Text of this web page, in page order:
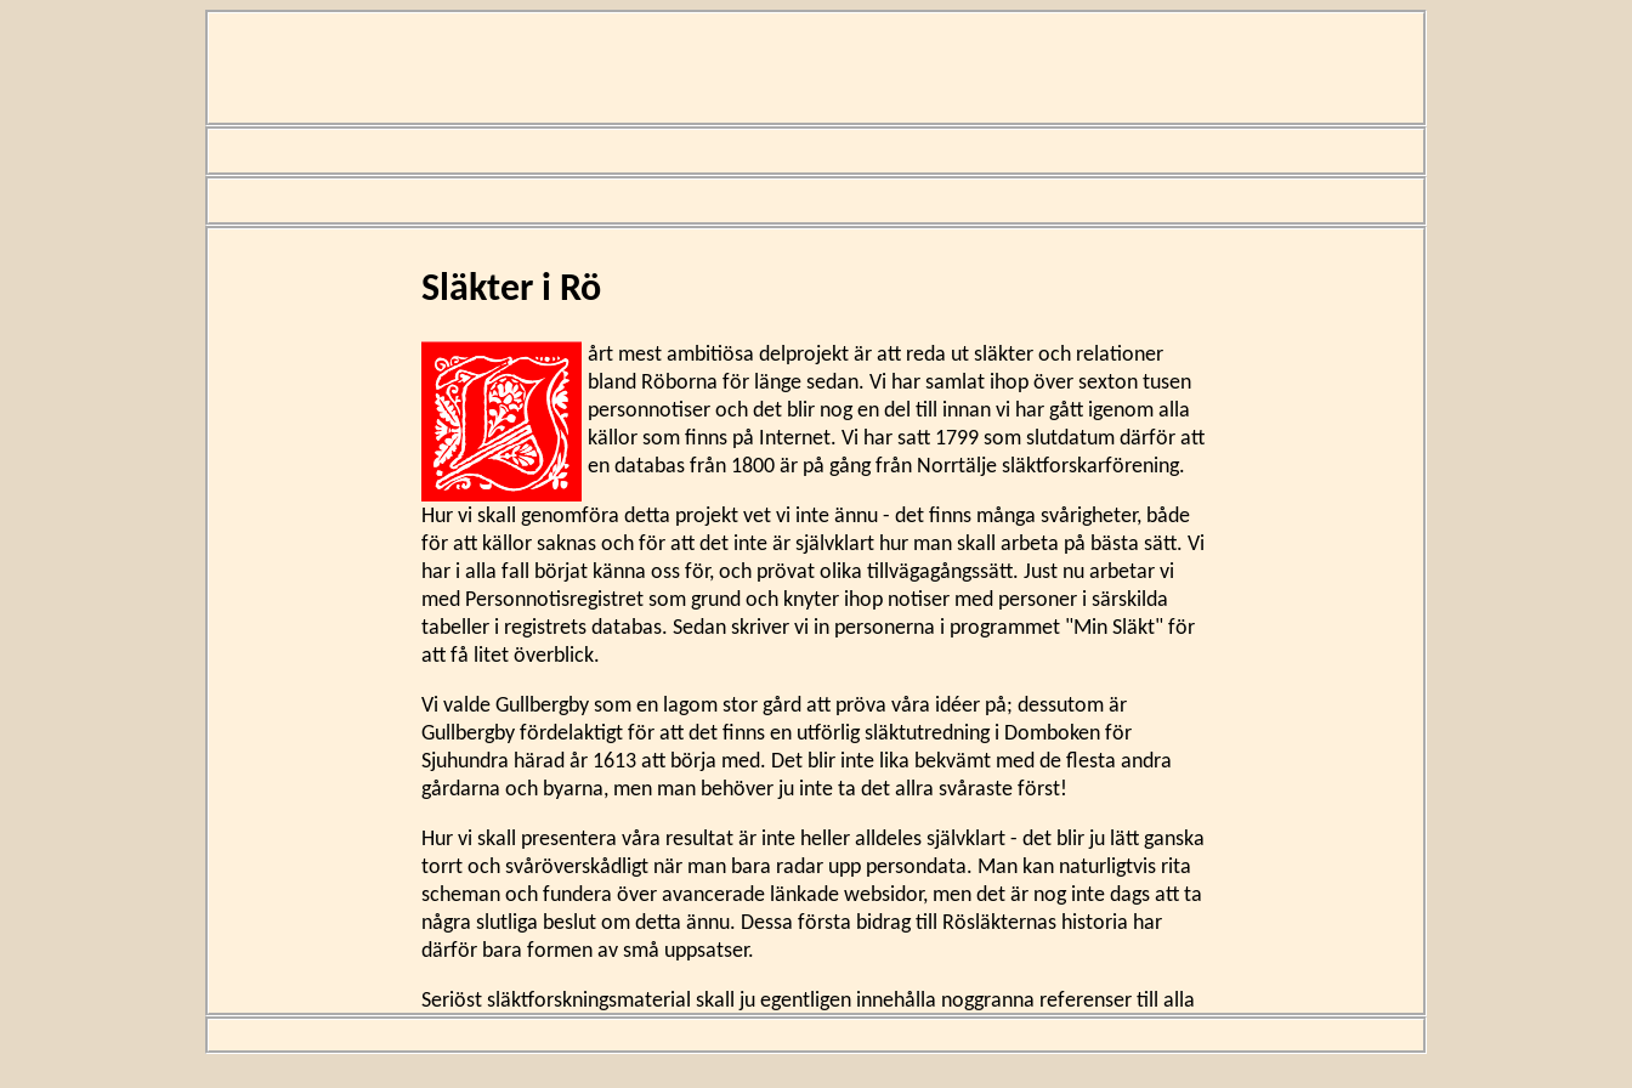
Släkter i Rö
årt mest ambitiösa delprojekt är att reda ut släkter och relationer
bland Röborna för länge sedan. Vi har samlat ihop över sexton tusen
personnotiser och det blir nog en del till innan vi har gått igenom alla
källor som finns på Internet. Vi har satt 1799 som slutdatum därför att
en databas från 1800 är på gång från Norrtälje släktforskarförening.
Hur vi skall genomföra detta projekt vet vi inte ännu - det finns många svårigheter, både
för att källor saknas och för att det inte är självklart hur man skall arbeta på bästa sätt. Vi
har i alla fall börjat känna oss för, och prövat olika tillvägagångssätt. Just nu arbetar vi
med Personnotisregistret som grund och knyter ihop notiser med personer i särskilda
tabeller i registrets databas. Sedan skriver vi in personerna i programmet "Min Släkt" för
att få litet överblick.
Vi valde Gullbergby som en lagom stor gård att pröva våra idéer på; dessutom är
Gullbergby fördelaktigt för att det finns en utförlig släktutredning i Domboken för
Sjuhundra härad år 1613 att börja med. Det blir inte lika bekvämt med de flesta andra
gårdarna och byarna, men man behöver ju inte ta det allra svåraste först!
Hur vi skall presentera våra resultat är inte heller alldeles självklart - det blir ju lätt ganska
torrt och svåröverskådligt när man bara radar upp persondata. Man kan naturligtvis rita
scheman och fundera över avancerade länkade websidor, men det är nog inte dags att ta
några slutliga beslut om detta ännu. Dessa första bidrag till Rösläkternas historia har
därför bara formen av små uppsatser.
Seriöst släktforskningsmaterial skall ju egentligen innehålla noggranna referenser till alla
text. Om någon vill bygga på dessa berättelser i sin egen forskning så hör av er, så kan ni